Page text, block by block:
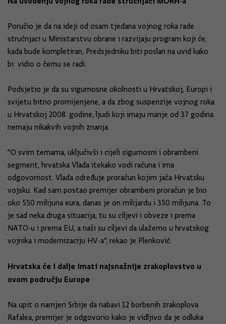
Poručio je da na ideji od osam tjedana vojnog roka rade
stručnjaci u Ministarstvu obrane i razvijaju program koji će,
kada bude kompletiran, Predsjedniku biti poslan na uvid kako
bi vidio o čemu se radi.
Podsjetio je da su sigurnosne okolnosti u Hrvatskoj, Europi i
svijetu bitno promijenjene, a da zbog suspenzije vojnog roka
u Hrvatskoj 2008. godine, ljudi koji imaju manje od 37 godina
nemaju nikakvih vojnih znanja.
''O svim temama, uključivši i cijeli sigurnosni i obrambeni
segment, hrvatska Vlada itekako vodi računa i ima
odgovornost. Vlada određuje proračun kojim jača Hrvatsku
vojsku. Kad sam postao premijer obrambeni proračun je bio
oko 550 milijuna eura, danas je on milijardu i 350 milijuna. To
je sad neka druga situacija, tu su ciljevi i obveze i prema
NATO-u i prema EU, a naši su ciljevi da ulažemo u hrvatskog
vojnika i modernizaciju HV-a'', rekao je Plenković.
Hrvatska će i dalje imati najsnažnije zrakoplovstvo u
ovom području Europe
Na upit o namjeri Srbije da nabavi 12 borbenih zrakoplova
Rafalea, premijer je odgovorio kako je vidljivo da je odluka